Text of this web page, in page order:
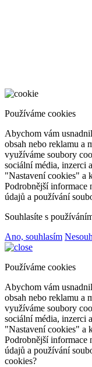
Používáme cookies
Abychom vám
obsah nebo reklamu a
využíváme soubory
sociální média, inzerci
"Nastavení cookies" a
Podrobnější informace
údajů a používání
Souhlasíte s
Ano, souhlasím
Používáme cookies
Abychom vám
obsah nebo reklamu a
využíváme soubory
sociální média, inzerci
"Nastavení cookies" a
Podrobnější informace
údajů a používání
cookies?